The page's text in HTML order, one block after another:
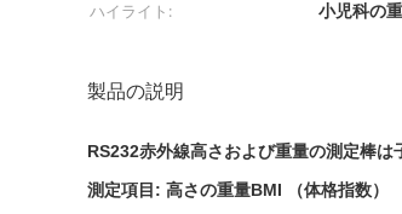
ハイライト:
小児科の
製品の説明
RS232赤外線高さおよび重量の測定棒
測定項目: 高さの重量BMI （体格指数）